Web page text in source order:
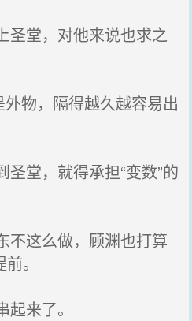
堂，对他来说也求之
物，隔得越久越容易出
堂，就得承担“变数”的
这么做，顾渊也打算
。
来了。